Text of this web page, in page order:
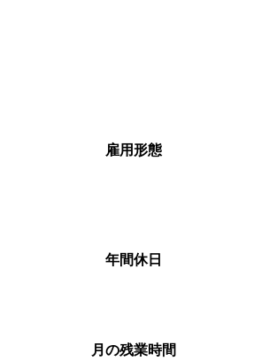
雇用形態
年間休日
月の残業時間